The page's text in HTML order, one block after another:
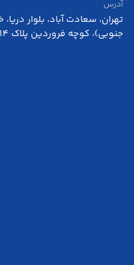
آدرس
تهران، سعادت آباد، بلوار
جنوبی)، کوچه فروردین پلاک 14